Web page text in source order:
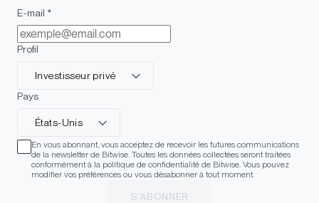
E-mail *
Profil
Investisseur privé
Pays
États-Unis
En vous abonnant, vous acceptez de recevoir les futures communications
de la newsletter de Bitwise. Toutes les données collectées seront traitées
conformément à la politique de confidentialité de Bitwise. Vous pouvez
modifier vos préférences ou vous désabonner à tout moment.
S'ABONNER